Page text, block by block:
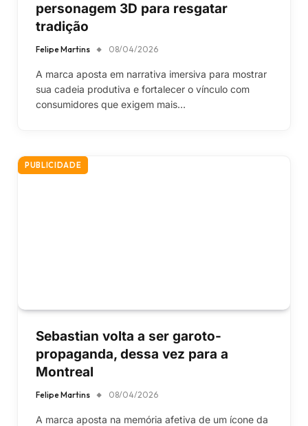
personagem 3D para resgatar
tradição
Felipe Martins 08/04/2026
A marca aposta em narrativa imersiva para mostrar
sua cadeia produtiva e fortalecer o vínculo com
consumidores que exigem mais…
PUBLICIDADE
Sebastian volta a ser garoto-
propaganda, dessa vez para a
Montreal
Felipe Martins 08/04/2026
A marca aposta na memória afetiva de um ícone da